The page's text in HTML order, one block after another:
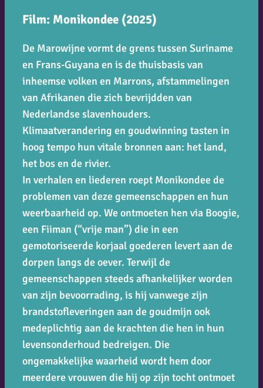
Film: Monikondee (2025)
De Marowijne vormt de grens tussen Suriname
en Frans-Guyana en is de thuisbasis van
inheemse volken en Marrons, afstammelingen
van Afrikanen die zich bevrijdden van
Nederlandse slavenhouders.
Klimaatverandering en goudwinning tasten in
hoog tempo hun vitale bronnen aan: het land,
het bos en de rivier.
In verhalen en liederen roept Monikondee de
problemen van deze gemeenschappen en hun
weerbaarheid op. We ontmoeten hen via Boogie,
een Fiiman (“vrije man”) die in een
gemotoriseerde korjaal goederen levert aan de
dorpen langs de oever. Terwijl de
gemeenschappen steeds afhankelijker worden
van zijn bevoorrading, is hij vanwege zijn
brandstofleveringen aan de goudmijn ook
medeplichtig aan de krachten die hen in hun
levensonderhoud bedreigen. Die
ongemakkelijke waarheid wordt hem door
meerdere vrouwen die hij op zijn tocht ontmoet